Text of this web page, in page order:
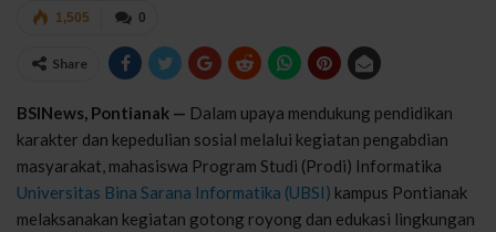
0
1,505
Share
BSINews, Pontianak — Dalam upaya mendukung pendidikan
karakter dan kepedulian sosial melalui kegiatan pengabdian
masyarakat, mahasiswa Program Studi (Prodi) Informatika
Universitas Bina Sarana Informatika (UBSI) kampus Pontianak
melaksanakan kegiatan gotong royong dan edukasi lingkungan